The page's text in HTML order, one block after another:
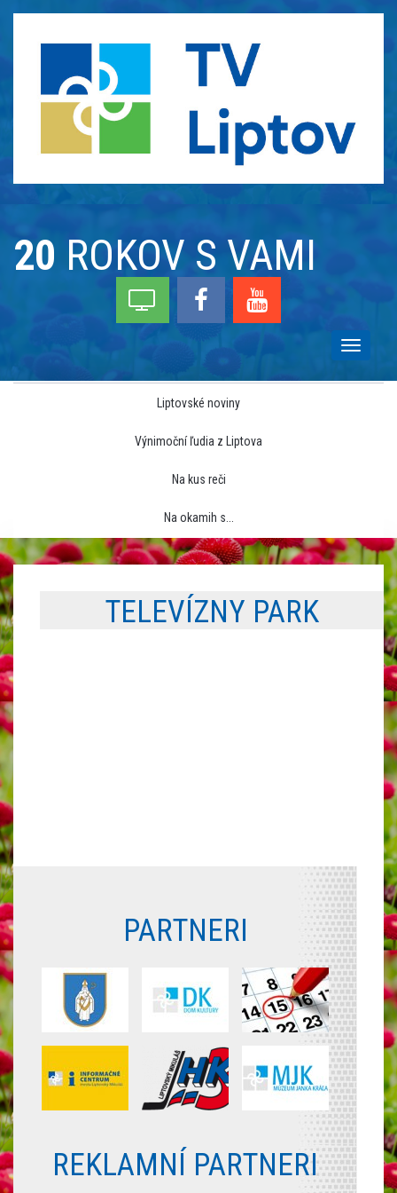
20 ROKOV S VAMI
Toggle
Liptovské noviny
Výnimoční ľudia z Liptova
Na kus reči
Na okamih s...
TELEVÍZNY PARK
PARTNERI
REKLAMNÍ PARTNERI